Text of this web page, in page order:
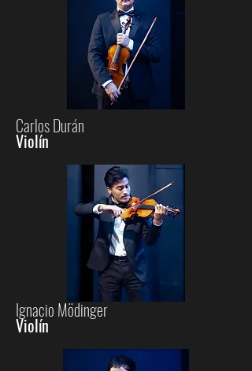
Carlos Durán
Violín
Ignacio Mödinger
Violín